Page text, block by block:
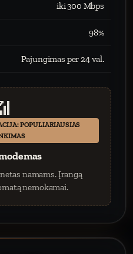
iki 300 Mbps
98%
Pajungimas per 24 val.
POPULIARIAUSIAS
namams. Įrangą
nemokamai.